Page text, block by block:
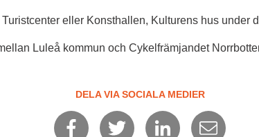
eller Konsthallen, Kulturens hus under
Luleå kommun och Cykelfrämjandet
DELA VIA SOCIALA MEDIER